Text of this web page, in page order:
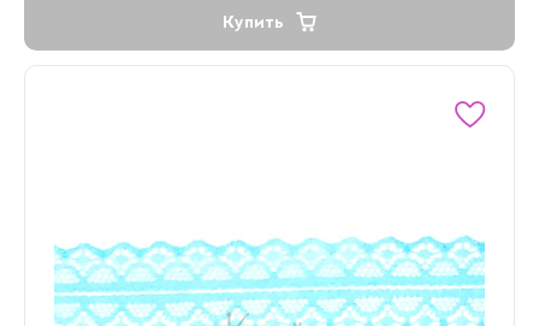
Купить